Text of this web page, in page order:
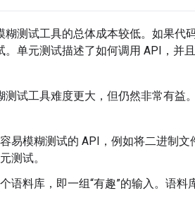
测试工具的总体成本较低。如果代
单元测试描述了如何调用 API，并
试工具难度更大，但仍然非常有益
易模糊测试的 API，例如将二进制文
测试。
料库，即一组“有趣”的输入。 语料